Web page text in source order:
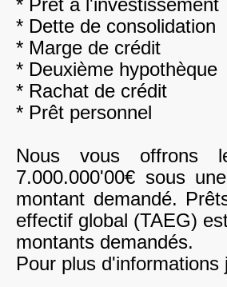
* Prêt à l'investissement
* Dette de consolidation
* Marge de crédit
* Deuxième hypothèque
* Rachat de crédit
* Prêt personnel
Nous vous offrons
7.000.000'00€ sous
montant demandé.
effectif global (TAEG)
montants demandés.
Pour plus